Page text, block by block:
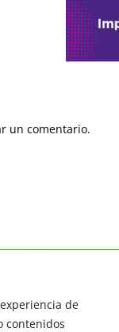
de
contenidos
un comentario.